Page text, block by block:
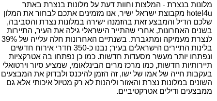
מלונות בנצרת - המלצות וחוות דעת על מלונות בנצרת באתר
hotel4u מקבוצת ישראל ישיר, אנו מזמינים אתכם לבחור את המלון
שלכם הדיל והמבצע זאת בהזמנה ישירה במלונות נצרת והסביבה,
בשנים האחרונות, אחרי שהתייר הישראלי גילה את העיר, התיירות
לנצרת מעמיקה ומתגברת. בשנתיים האחרונות חלה עלייה של 39%
בלינות התיירים הישראלים בעיר; נבנו כ-350 חדרי אירוח חדשים
ונפתחו יותר מעשר מסעדות חדשות. כמו כן נפתחו בה אטרקציות
תיירותיות חדשות, כמו מרכז מרים הבינלאומי, שמציע סיור וירטואלי
בעקבות חייה של אמו של ישו, זה הזמן להיכנס ולבדוק את המבצעים
השונים במלונות נצרת והאזור וליהנות לא רק מטיול איכותי אלא גם
ממבצעים ודילים אטרקטיביים.